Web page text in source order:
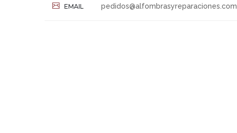
EMAIL pedidos@alfombrasyreparaciones.com